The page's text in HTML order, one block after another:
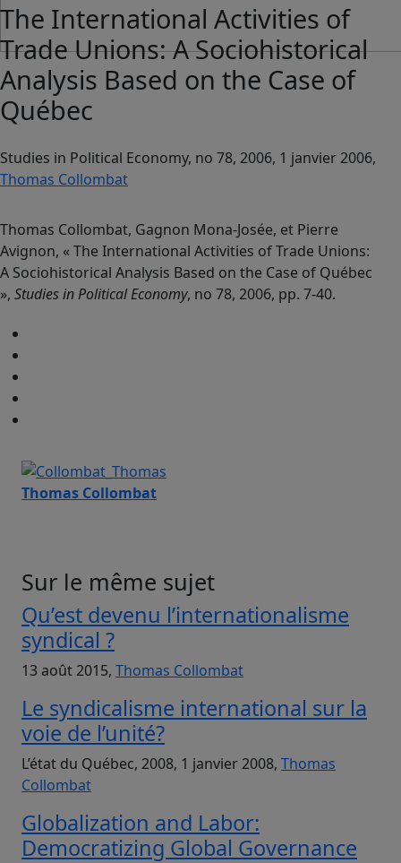
The International Activities of
Trade Unions: A Sociohistorical
Analysis Based on the Case of
Québec
Studies in Political Economy, no 78, 2006, 1 janvier 2006,
Thomas Collombat
Thomas Collombat, Gagnon Mona-Josée, et Pierre
Avignon, « The International Activities of Trade Unions:
A Sociohistorical Analysis Based on the Case of Québec
», Studies in Political Economy, no 78, 2006, pp. 7-40.
Thomas Collombat
Sur le même sujet
Qu’est devenu l’internationalisme
syndical ?
13 août 2015, Thomas Collombat
Le syndicalisme international sur la
voie de l’unité?
L’état du Québec, 2008, 1 janvier 2008, Thomas
Collombat
Globalization and Labor:
Democratizing Global Governance